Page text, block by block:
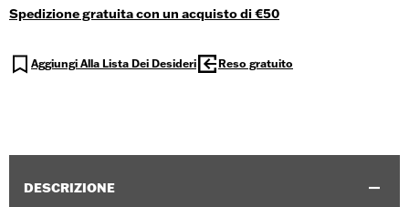
Spedizione gratuita con un acquisto di €50
Aggiungi Alla Lista Dei Desideri Reso gratuito
DESCRIZIONE